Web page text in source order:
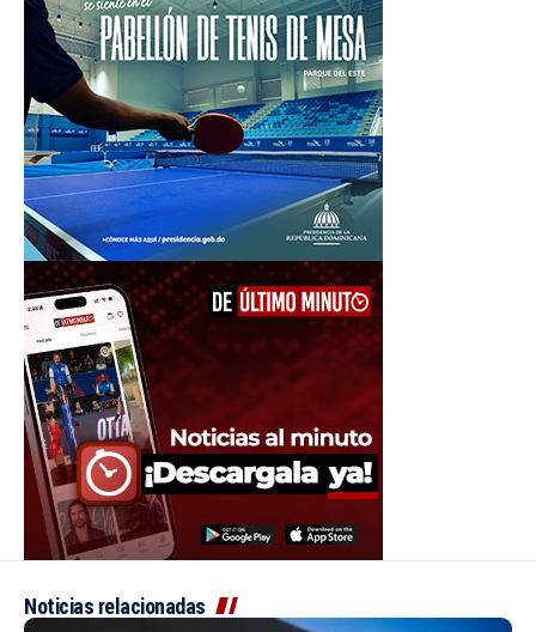
Noticias relacionadas